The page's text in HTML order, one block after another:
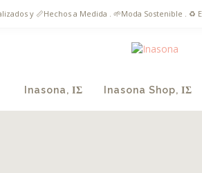
y 📏Hechos a Medida . 🌱Moda Sostenible . ♻️
Inasona, ΙΣ Inasona Shop, ΙΣ